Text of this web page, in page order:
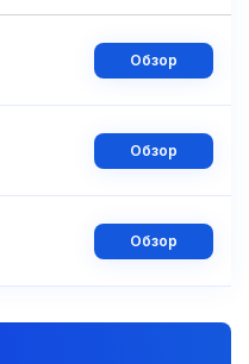
Обзор
Обзор
Обзор